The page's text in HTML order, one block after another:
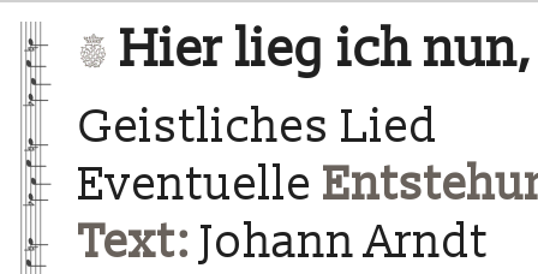
Hier lieg ich
Geistliches Lied
Eventuelle
Text: Johann Arndt